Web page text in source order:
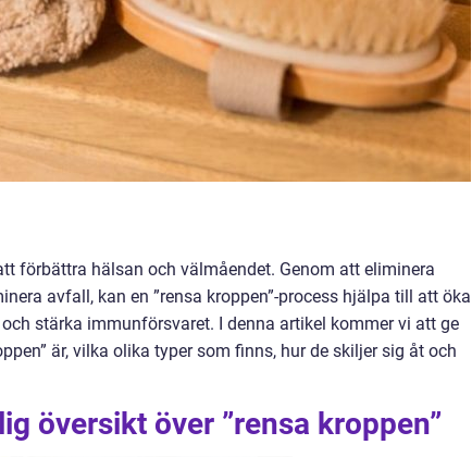
förbättra hälsan och välmåendet. Genom att eliminera
avfall, kan en ”rensa kroppen”-process hjälpa till att öka
stärka immunförsvaret. I denna artikel kommer vi att ge
är, vilka olika typer som finns, hur de skiljer sig åt och
översikt över ”rensa kroppen”